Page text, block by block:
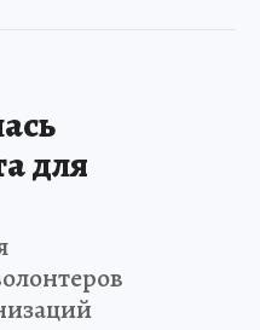
для